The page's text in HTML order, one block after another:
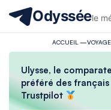
Odysséele
ACCUEIL —VOYAGE
Ulysse, le
préféré des français
Trustpilot